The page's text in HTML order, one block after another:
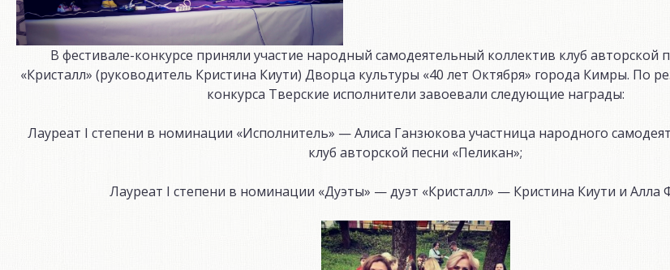
В фестивале-конкурсе приняли участие народный самодеятельный коллектив клуб авторской
«Кристалл» (руководитель Кристина Киути) Дворца культуры «40 лет Октября» города Кимры. По
конкурса Тверские исполнители завоевали следующие награды:
Лауреат I степени в номинации «Исполнитель» — Алиса Ганзюкова участница народного
клуб авторской песни «Пеликан»;
Лауреат I степени в номинации «Дуэты» — дуэт «Кристалл» — Кристина Киути и Алла